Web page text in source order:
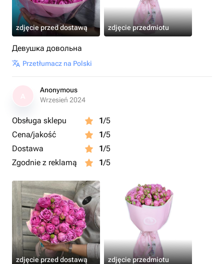
zdjęcie przed dostawą zdjęcie przedmiotu
Девушка довольна
Przetłumacz na Polski
Anonymous
Wrzesień 2024
Obsługa sklepu 1/5
Cena/jakość
1/5
Dostawa
1/5
Zgodnie z reklamą
1/5
zdjęcie przed dostawą zdjęcie przedmiotu